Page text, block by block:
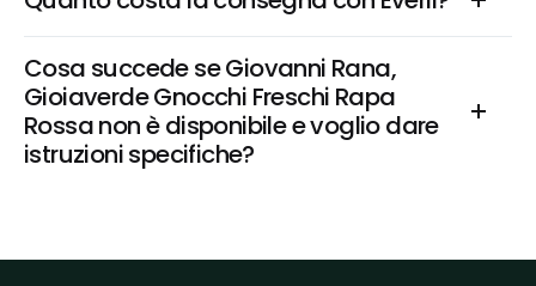
Cosa succede se Giovanni Rana,
Gioiaverde Gnocchi Freschi Rapa
Rossa non è disponibile e voglio dare
istruzioni specifiche?